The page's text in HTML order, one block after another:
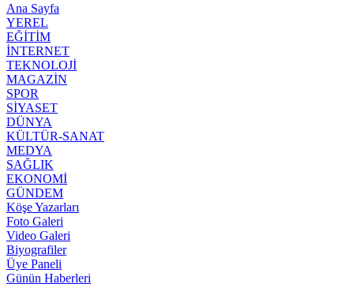
Ana Sayfa
YEREL
EĞİTİM
İNTERNET
TEKNOLOJİ
MAGAZİN
SPOR
SİYASET
DÜNYA
KÜLTÜR-SANAT
MEDYA
SAĞLIK
EKONOMİ
GÜNDEM
Köşe Yazarları
Foto Galeri
Video Galeri
Biyografiler
Üye Paneli
Günün Haberleri